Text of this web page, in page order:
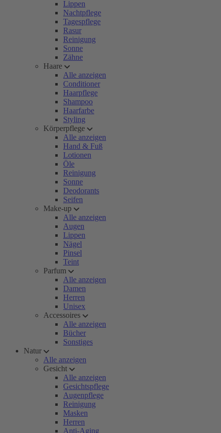
Lippen
Nachtpflege
Tagespflege
Rasur
Reinigung
Sonne
Zähne
Haare
Alle anzeigen
Conditioner
Haarpflege
Shampoo
Haarfarbe
Styling
Körperpflege
Alle anzeigen
Hand & Fuß
Lotionen
Öle
Reinigung
Sonne
Deodorants
Seifen
Make-up
Alle anzeigen
Augen
Lippen
Nägel
Pinsel
Teint
Parfum
Alle anzeigen
Damen
Herren
Unisex
Accessoires
Alle anzeigen
Bücher
Sonstiges
Natur
Alle anzeigen
Gesicht
Alle anzeigen
Gesichtspflege
Augenpflege
Reinigung
Masken
Herren
Anti-Aging